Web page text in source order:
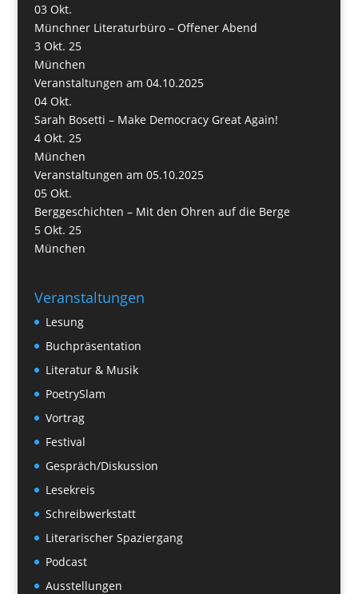
03 Okt.
Münchner Literaturbüro – Offener Abend
3 Okt. 25
München
Veranstaltungen am 04.10.2025
04 Okt.
Sarah Bosetti – Make Democracy Great Again!
4 Okt. 25
München
Veranstaltungen am 05.10.2025
05 Okt.
Berggeschichten – Mit den Ohren auf die Berge
5 Okt. 25
München
Veranstaltungen
Lesung
Buchpräsentation
Literatur & Musik
PoetrySlam
Vortrag
Festival
Gespräch/Diskussion
Lesekreis
Schreibwerkstatt
Literarischer Spaziergang
Podcast
Ausstellungen